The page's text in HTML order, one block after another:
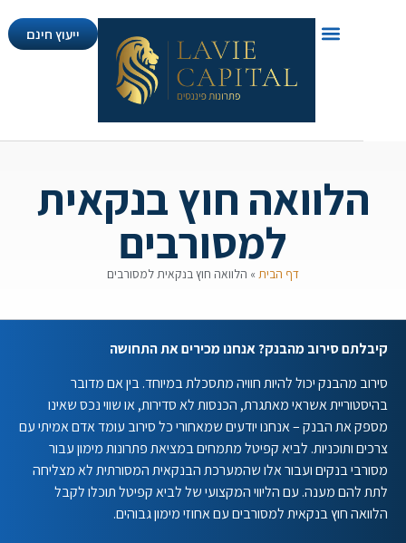
ייעוץ חינם
חוץ בנקאית
למסורבים
»הלוואה חוץ בנקאית למסורבים
סירוב מהבנק? אנחנו מכירים את התחושה
מהבנק יכול להיות חוויה מתסכלת במיוחד. בין אם מדובר
אשראי מאתגרת, הכנסות לא סדירות, או שווי נכס שאינו
את הבנק – אנחנו יודעים שמאחורי כל סירוב עומד אדם אמיתי עם
ותוכניות. לביא קפיטל מתמחים במציאת פתרונות מימון עבור
בנקים ועבור אלו שהמערכת הבנקאית המסורתית לא מצליחה
מענה.עם הליווי המקצועי של לביא קפיטל תוכלו לקבל
חוץ בנקאית למסורבים עם אחוזי מימון גבוהים.